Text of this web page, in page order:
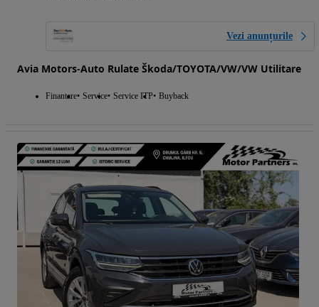
Vezi anunțurile
Avia Motors-Auto Rulate Škoda/TOYOTA/VW/VW Utilitare
Finantare Service Service ITP Buyback